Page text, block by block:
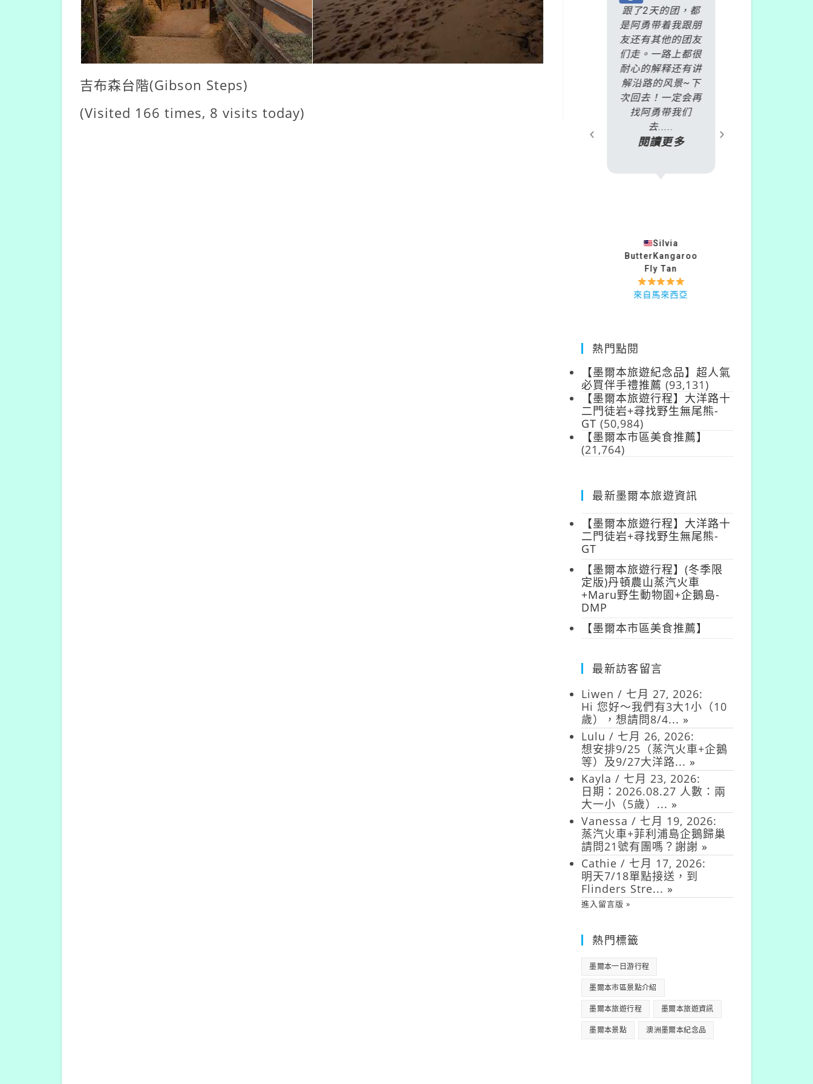
吉布森台階(Gibson Steps)
(Visited 166 times, 8 visits today)
我们参加阿勇哥带
团的企鹅岛和酒庄
Puffing Billy 的路
线。在接洽过程
我們參加的是丹頓
農山脈蒸汽火車
+亞拉河谷酒莊一
日遊。 報名繳交
跟了2天的团，都
是阿勇带着我跟朋
友还有其他的团友
们走。一路上都很
耐心的解释还有讲
解沿路的风景~下
次回去！一定会再
找阿勇带我们
去.....
閱讀更多
Silvia
ButterKangaroo
Fly Tan
來自馬來西亞
熱門點閱
【墨爾本旅遊紀念品】超人氣
必買伴手禮推薦 (93,131)
【墨爾本旅遊行程】大洋路十
二門徒岩+尋找野生無尾熊-
GT (50,984)
【墨爾本市區美食推薦】
(21,764)
最新墨爾本旅遊資訊
【墨爾本旅遊行程】大洋路十
二門徒岩+尋找野生無尾熊-
GT
【墨爾本旅遊行程】(冬季限
定版)丹頓農山蒸汽火車
+Maru野生動物園+企鵝島-
DMP
【墨爾本市區美食推薦】
最新訪客留言
Liwen / 七月 27, 2026:
Hi 您好～我們有3大1小（10
歲），想請問8/4... »
Lulu / 七月 26, 2026:
想安排9/25（蒸汽火車+企鵝
等）及9/27大洋路... »
Kayla / 七月 23, 2026:
日期：2026.08.27 人數：兩
大一小（5歲）... »
Vanessa / 七月 19, 2026:
蒸汽火車+菲利浦島企鵝歸巢
請問21號有團嗎？謝謝 »
Cathie / 七月 17, 2026:
明天7/18單點接送，到
Flinders Stre... »
進入留言版 »
熱門標籤
墨爾本一日游行程
墨爾本市區景點介紹
墨爾本旅遊行程 墨爾本旅遊資訊
墨爾本景點 澳洲墨爾本紀念品